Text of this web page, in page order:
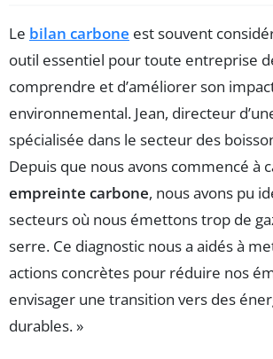
Le bilan carbone est souvent
outil essentiel pour toute entreprise
comprendre et d’améliorer son
environnemental. Jean, directeur
spécialisée dans le secteur des
Depuis que nous avons commencé à
empreinte carbone, nous avons pu
secteurs où nous émettons trop de
serre. Ce diagnostic nous a aidés à
actions concrètes pour réduire nos
envisager une transition vers des
durables. »